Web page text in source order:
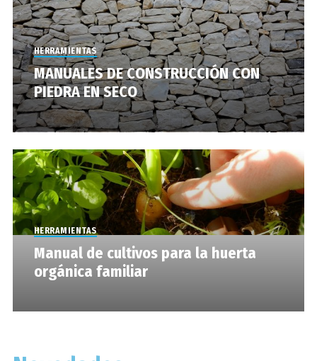
HERRAMIENTAS
MANUALES DE CONSTRUCCIÓN CON
PIEDRA EN SECO
HERRAMIENTAS
Manual de cultivos para la huerta
orgánica familiar